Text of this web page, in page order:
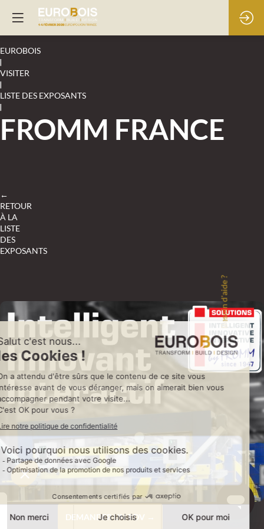
EUROBOIS
|
VISITER
|
LISTE DES EXPOSANTS
|
FROMM FRANCE
←
RETOUR
À LA
LISTE
DES
EXPOSANTS
DEMANDER UN RDV →
Besoin d'aide ?